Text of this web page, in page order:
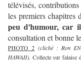
télévisés,
les premiers chapitres
peu d'humour, car
consultation et bonne
PHOTO 2 (cliché : Ron
HAWAII). Collecte sur falaise